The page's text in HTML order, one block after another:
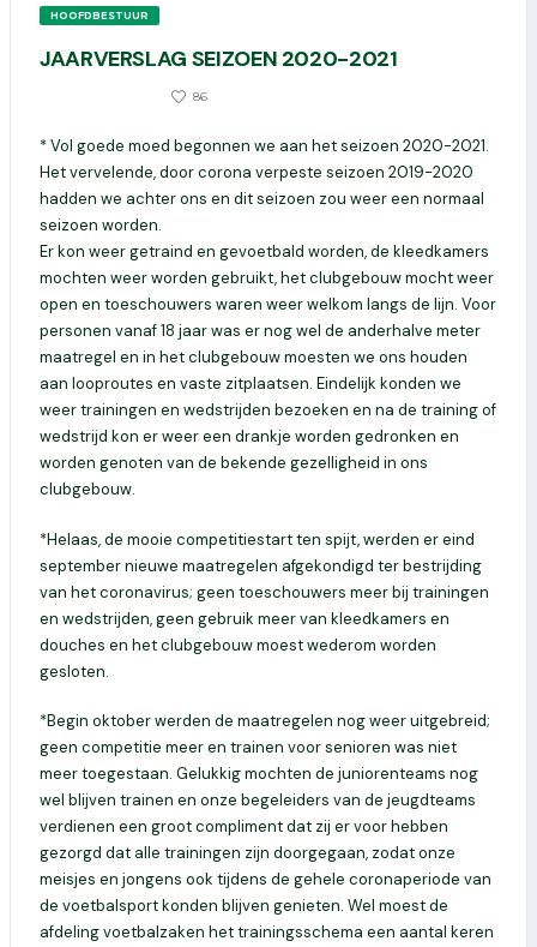
HOOFDBESTUUR
JAARVERSLAG SEIZOEN 2020-2021
86
* Vol goede moed begonnen we aan het seizoen 2020-2021.
Het vervelende, door corona verpeste seizoen 2019-2020
hadden we achter ons en dit seizoen zou weer een normaal
seizoen worden.
Er kon weer getraind en gevoetbald worden, de kleedkamers
mochten weer worden gebruikt, het clubgebouw mocht weer
open en toeschouwers waren weer welkom langs de lijn. Voor
personen vanaf 18 jaar was er nog wel de anderhalve meter
maatregel en in het clubgebouw moesten we ons houden
aan looproutes en vaste zitplaatsen. Eindelijk konden we
weer trainingen en wedstrijden bezoeken en na de training of
wedstrijd kon er weer een drankje worden gedronken en
worden genoten van de bekende gezelligheid in ons
clubgebouw.
*Helaas, de mooie competitiestart ten spijt, werden er eind
september nieuwe maatregelen afgekondigd ter bestrijding
van het coronavirus; geen toeschouwers meer bij trainingen
en wedstrijden, geen gebruik meer van kleedkamers en
douches en het clubgebouw moest wederom worden
gesloten.
*Begin oktober werden de maatregelen nog weer uitgebreid;
geen competitie meer en trainen voor senioren was niet
meer toegestaan. Gelukkig mochten de juniorenteams nog
wel blijven trainen en onze begeleiders van de jeugdteams
verdienen een groot compliment dat zij er voor hebben
gezorgd dat alle trainingen zijn doorgegaan, zodat onze
meisjes en jongens ook tijdens de gehele coronaperiode van
de voetbalsport konden blijven genieten. Wel moest de
afdeling voetbalzaken het trainingsschema een aantal keren